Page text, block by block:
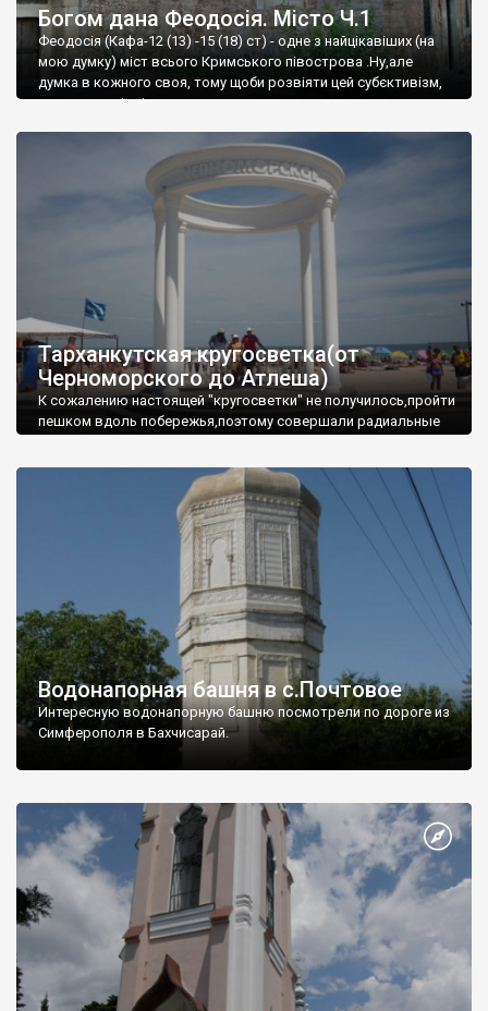
Богом дана Феодосія. Місто Ч.1
Феодосія (Кафа-12 (13) -15 (18) ст) - одне з найцікавіших (на
мою думку) міст всього Кримського півострова .Ну,але
думка в кожного своя, тому щоби розвіяти цей субєктивізм,
запрошую відвідати це
Тарханкутская кругосветка(от
Черноморского до Атлеша)
К сожалению настоящей "кругосветки" не получилось,пройти
пешком вдоль побережья,поэтому совершали радиальные
Водонапорная башня в с.Почтовое
Интересную водонапорную башню посмотрели по дороге из
Симферополя в Бахчисарай.